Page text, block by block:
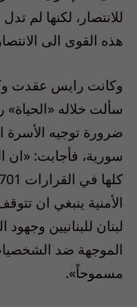
للانتصار، لكنها لم
هذه القوى الى
وكانت رايس عقدت
سألت خلاله «الحياة»
ضرورة توجيه الأسرة
سورية، فأجابت: «ان
الأمنية ينبغي ان
لبنان للبنانيين
الموجهة ضد الشخصيات
مسموحاً».